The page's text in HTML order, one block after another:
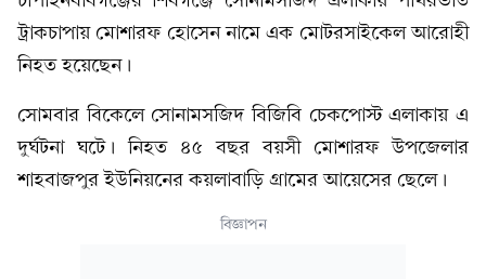
ট্রাকচাপায় মোশারফ হোসেন নামে এক মোটরসাইকেল আরোহী
নিহত হয়েছেন।
সোমবার বিকেলে সোনামসজিদ বিজিবি চেকপোস্ট এলাকায় এ
দুর্ঘটনা ঘটে। নিহত ৪৫ বছর বয়সী মোশারফ উপজেলার
শাহবাজপুর ইউনিয়নের কয়লাবাড়ি গ্রামের আয়েসের ছেলে।
বিজ্ঞাপন